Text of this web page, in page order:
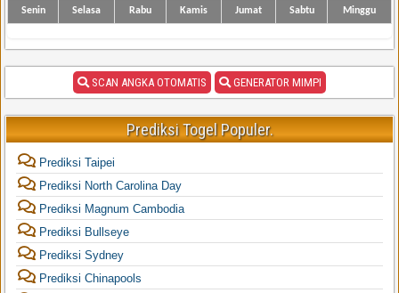
Senin Selasa Rabu Kamis Jumat Sabtu Minggu
SCAN ANGKA OTOMATIS GENERATOR MIMPI
Prediksi Togel Populer.
Prediksi Taipei
Prediksi North Carolina Day
Prediksi Magnum Cambodia
Prediksi Bullseye
Prediksi Sydney
Prediksi Chinapools